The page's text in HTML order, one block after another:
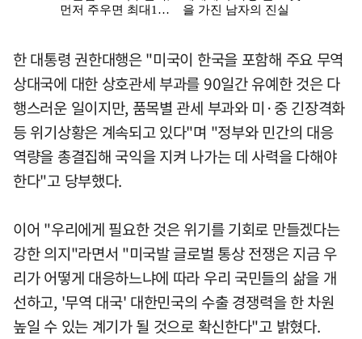
한 대통령 권한대행은 "미국이 한국을 포함해 주요 무역
상대국에 대한 상호관세 부과를 90일간 유예한 것은 다
행스러운 일이지만, 품목별 관세 부과와 미·중 긴장격화
등 위기상황은 계속되고 있다"며 "정부와 민간의 대응
역량을 총결집해 국익을 지켜 나가는 데 사력을 다해야
한다"고 당부했다.
이어 "우리에게 필요한 것은 위기를 기회로 만들겠다는
강한 의지"라면서 "미국발 글로벌 통상 전쟁은 지금 우
리가 어떻게 대응하느냐에 따라 우리 국민들의 삶을 개
선하고, '무역 대국' 대한민국의 수출 경쟁력을 한 차원
높일 수 있는 계기가 될 것으로 확신한다"고 밝혔다.